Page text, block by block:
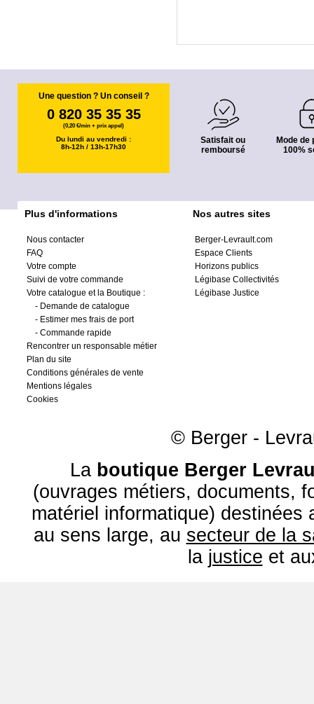
Une question ? Un conseil ?
0 820 35 35 35
(0,20 €/min + prix appel)
Du lundi au vendredi :
8h-12h / 13h-17h30
Satisfait ou
remboursé
Mode de
100%
Plus d'informations
Nous contacter
FAQ
Votre compte
Suivi de votre commande
Votre catalogue et la Boutique :
- Demande de catalogue
- Estimer mes frais de port
- Commande rapide
Rencontrer un responsable métier
Plan du site
Conditions générales de vente
Mentions légales
Cookies
Nos autres sites
Berger-Levrault.com
Espace Clients
Horizons publics
Légibase Collectivités
Légibase Justice
© Berger -
La boutique Berger
(ouvrages métiers, documents,
matériel informatique) destinées
au sens large, au secteur de la
la justice et